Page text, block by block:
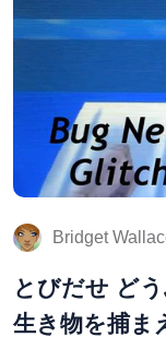
Bridget
とびだせ ど
生き物を捕ま